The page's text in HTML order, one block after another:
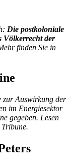
Die postkoloniale
Völkerrecht der
finden Sie in
zur Auswirkung der
im Energiesektor
gegeben. Lesen